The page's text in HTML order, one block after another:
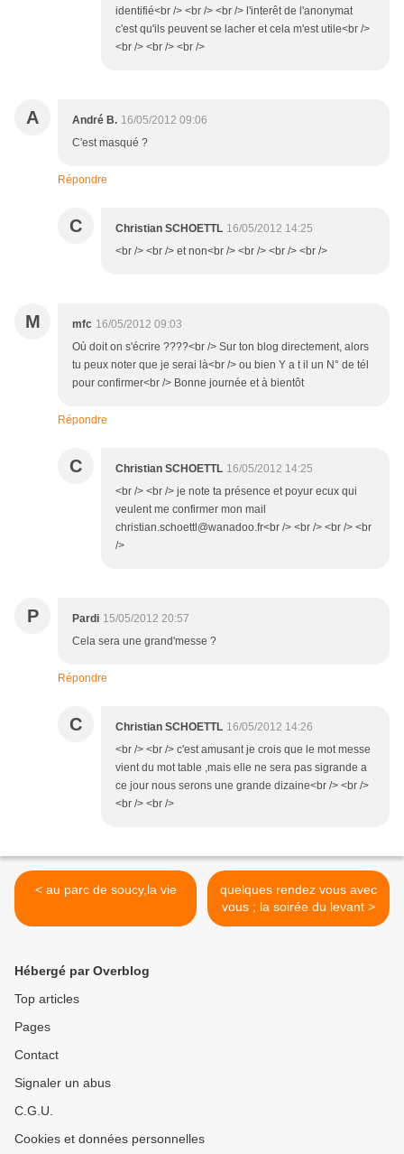
identifié<br /> <br /> <br /> l'interêt de l'anonymat
c'est qu'ils peuvent se lacher et cela m'est utile<br />
<br /> <br /> <br />
A André B. 16/05/2012 09:06
C'est masqué ?
Répondre
C Christian SCHOETTL 16/05/2012 14:25
<br /> <br /> et non<br /> <br /> <br /> <br />
M mfc 16/05/2012 09:03
Où doit on s'écrire ????<br /> Sur ton blog directement, alors
tu peux noter que je serai là<br /> ou bien Y a t il un N° de tél
pour confirmer<br /> Bonne journée et à bientôt
Répondre
C Christian SCHOETTL 16/05/2012 14:25
<br /> <br /> je note ta présence et poyur ecux qui
veulent me confirmer mon mail
christian.schoettl@wanadoo.fr<br /> <br /> <br /> <br
/>
P Pardi 15/05/2012 20:57
Cela sera une grand'messe ?
Répondre
C Christian SCHOETTL 16/05/2012 14:26
<br /> <br /> c'est amusant je crois que le mot messe
vient du mot table ,mais elle ne sera pas sigrande a
ce jour nous serons une grande dizaine<br /> <br />
<br /> <br />
< au parc de soucy,la vie
quelques rendez vous avec
vous ; la soirée du levant >
Hébergé par Overblog
Top articles
Pages
Contact
Signaler un abus
C.G.U.
Cookies et données personnelles